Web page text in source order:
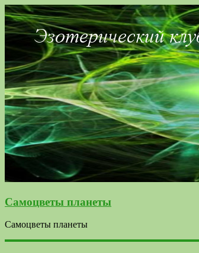
Самоцветы планеты
Самоцветы планеты